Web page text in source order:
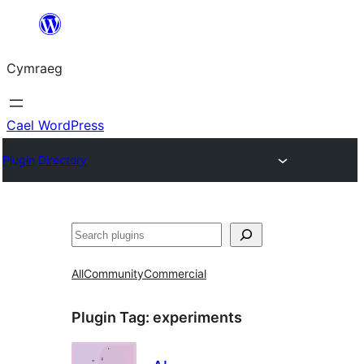
Mynd
cynnwys
Cymraeg
Cael WordPress
Plugin Directory
Chwilio
AllCommunityCommercial
Plugin Tag: experiments